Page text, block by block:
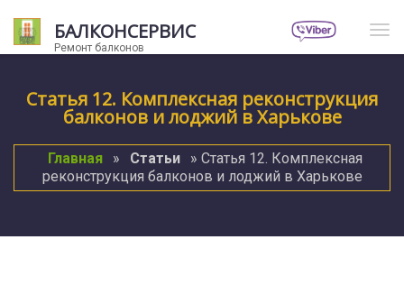
БАЛКОНСЕРВИС
Ремонт балконов
Статья 12. Комплексная реконструкция
балконов и лоджий в Харькове
Главная » Статьи
» Статья 12. Комплексная
реконструкция балконов и лоджий в Харькове